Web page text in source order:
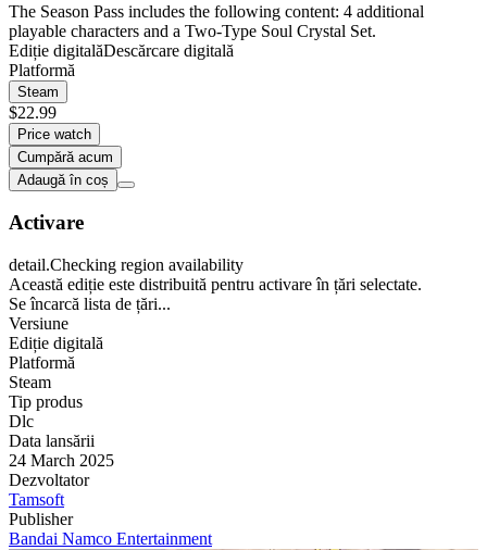
The Season Pass includes the following content: 4 additional
playable characters and a Two-Type Soul Crystal Set.
Ediție digitalăDescărcare digitală
Platformă
Steam
$22.99
Price watch
Cumpără acum
Adaugă în coș
Activare
detail.Checking region availability
Această ediție este distribuită pentru activare în țări selectate.
Se încarcă lista de țări...
Versiune
Ediție digitală
Platformă
Steam
Tip produs
Dlc
Data lansării
24 March 2025
Dezvoltator
Tamsoft
Publisher
Bandai Namco Entertainment